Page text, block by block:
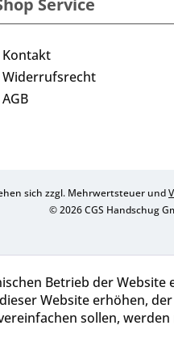
Kontakt
Widerrufsrecht
AGB
sich zzgl. Mehrwertsteuer und
© 2026 CGS Handschug
Betrieb der
Website erhöhen,
sollen,